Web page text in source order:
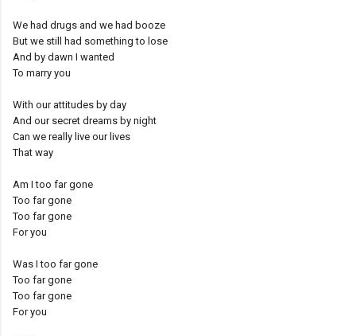
We had drugs and we had booze
But we still had something to lose
And by dawn I wanted
To marry you
With our attitudes by day
And our secret dreams by night
Can we really live our lives
That way
Am I too far gone
Too far gone
Too far gone
For you
Was I too far gone
Too far gone
Too far gone
For you